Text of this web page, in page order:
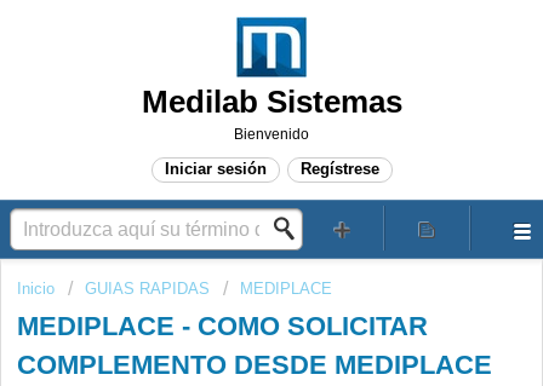
Medilab Sistemas
Bienvenido
Iniciar sesión Regístrese
Inicio GUIAS RAPIDAS MEDIPLACE
MEDIPLACE - COMO SOLICITAR
COMPLEMENTO DESDE MEDIPLACE